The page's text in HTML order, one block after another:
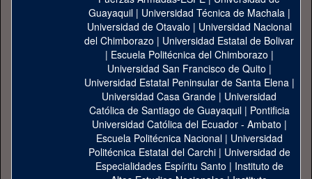
Guayaquil| Universidad Técnica de Machala|
Universidad de Otavalo | Universidad Nacional
del Chimborazo | Universidad Estatal de Bolivar
| Escuela Politécnica del Chimborazo |
Universidad San Francisco de Quito |
Universidad Estatal Peninsular de Santa Elena|
Universidad Casa Grande | Universidad
Católica de Santiago de Guayaquil| Pontificia
Universidad Católica del Ecuador - Ambato |
Escuela Politécnica Nacional| Universidad
Politécnica Estatal del Carchi| Universidad de
Especialidades Espíritu Santo | Instituto de